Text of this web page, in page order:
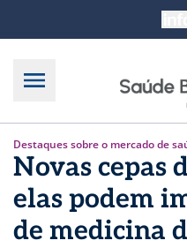
Destaques sobre o mercado de
Novas cepas
elas podem
de medicina